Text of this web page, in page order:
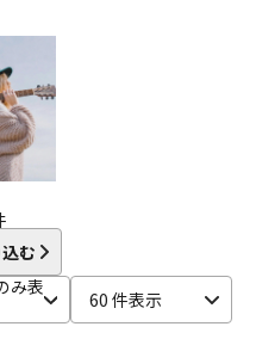
ヴィンテージ
む
み表
60 件表示